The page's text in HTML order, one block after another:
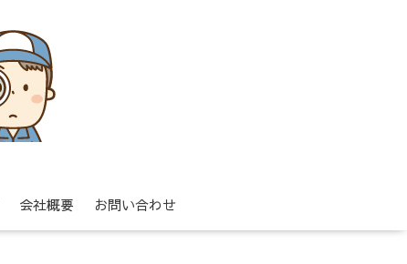
会社概要 お問い合わせ